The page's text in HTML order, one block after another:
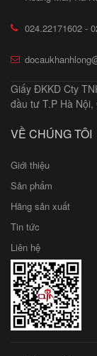
024.22171602 -
Giấy ĐKKD Cty
đầu tư T.P Hà
VỀ CHÚNG TÔI
Giới thiệu
Sản phẩm
Hãng sản xuất
Tin tức
Liên hệ